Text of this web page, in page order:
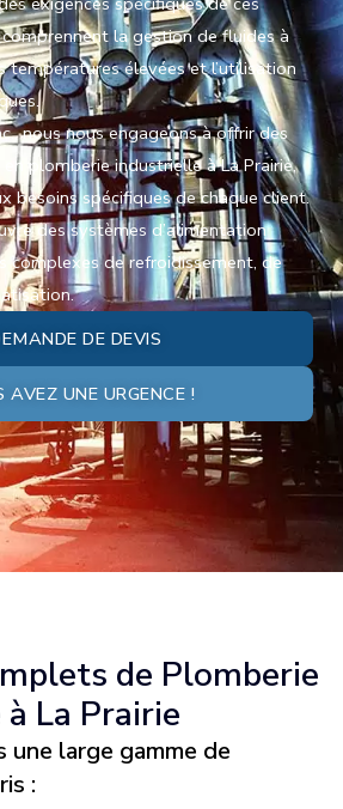
comprennent la gestion de fluides à
températures élevées et l’utilisation
nous nous engageons à offrir des
plomberie industrielle à La Prairie,
besoins spécifiques de chaque client.
des systèmes d’alimentation
complexes de refroidissement, de
DE DEVIS
AVEZ UNE URGENCE !
de Plomberie
La Prairie
large gamme de
: